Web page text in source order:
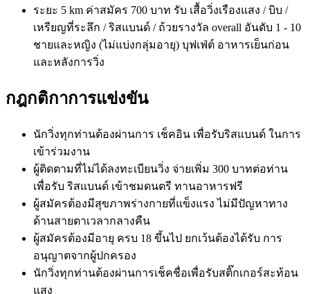
ระยะ 5 km ค่าสมัคร 700 บาท รับ เสื้อวิ่งเรืองแสง / บิบ /
เหรียญที่ระลึก / ริสแบนด์ / ถ้วยรางวัล overall อันดับ 1 - 10
ชายและหญิง (ไม่แบ่งกลุ่มอายุ) บุฟเฟ่ต์ อาหารเย็นก่อน
และหลังการวิ่ง
กฎกติกาการแข่งขัน
นักวิ่งทุกท่านต้องผ่านการ เช็คอิน เพื่อรับริสแบนด์ ในการ
เข้าร่วมงาน
ผู้ติดตามที่ไม่ได้ลงทะเบียนวิ่ง จ่ายเพิ่ม 300 บาทต่อท่าน
เพื่อรับ ริสแบนด์ เข้าชมดนตรี ทานอาหารฟรี
ผู้สมัครต้องมีสุขภาพร่างกายที่แข็งแรง ไม่มีปัญหาทาง
ด้านสายตาเวลากลางคืน
ผู้สมัครต้องมีอายุ ครบ 18 ขึ้นไป ยกเว้นต้องได้รับ การ
อนุญาตจากผู้ปกครอง
นักวิ่งทุกท่านต้องผ่านการเช็คชื่อเพื่อรับสติ๊กเกอร์สะท้อน
แสง